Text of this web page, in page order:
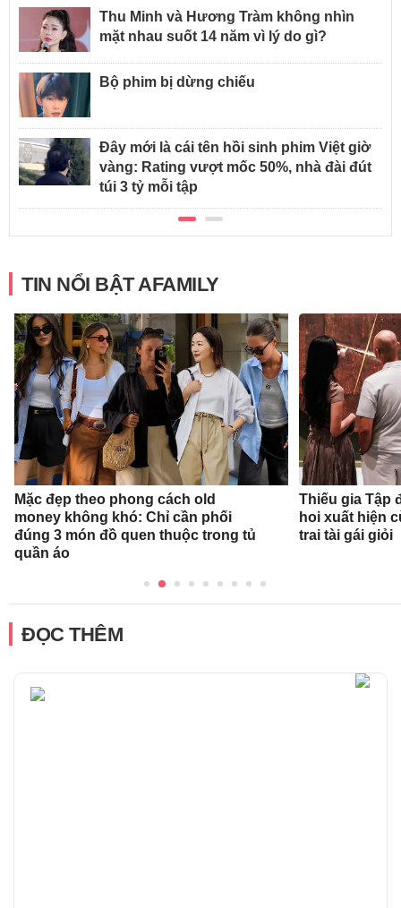
Thu Minh và Hương Tràm không nhìn
mặt nhau suốt 14 năm vì lý do gì?
Bộ phim bị dừng chiếu
Đây mới là cái tên hồi sinh phim Việt giờ
vàng: Rating vượt mốc 50%, nhà đài đút
túi 3 tỷ mỗi tập
TIN NỔI BẬT AFAMILY
Mặc đẹp theo phong cách old
money không khó: Chỉ cần phối
đúng 3 món đồ quen thuộc trong tủ
quần áo
Thiếu gia Tập
hoi xuất hiện
trai tài gái giỏi
ĐỌC THÊM